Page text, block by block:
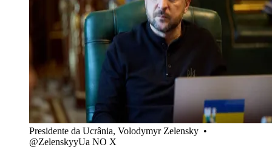
Presidente da Ucrânia, Volodymyr Zelensky •
@ZelenskyyUa NO X